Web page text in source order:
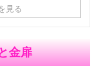
見る
金扉